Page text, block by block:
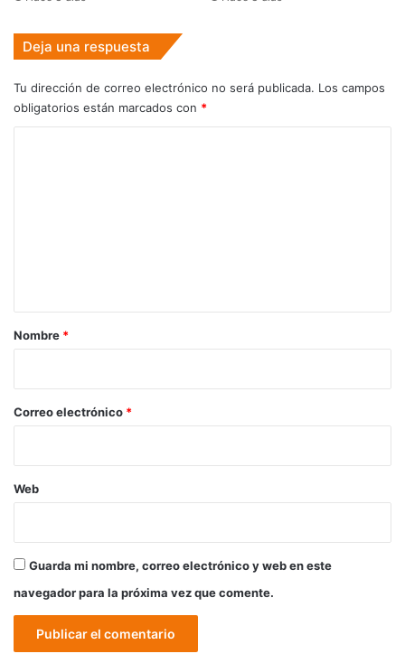
Deja una respuesta
Tu dirección de correo electrónico no será publicada. Los campos
obligatorios están marcados con *
r
*
Nombre *
Correo electrónico *
Web
Guarda mi nombre, correo electrónico y web en este
navegador para la próxima vez que comente.